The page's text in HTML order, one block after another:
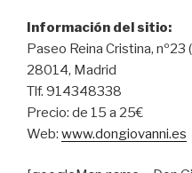
Información del sitio:
Paseo Reina Cristina, nº23
28014, Madrid
Tlf. 914348338
Precio: de 15 a 25€
Web: www.dongiovanni.es